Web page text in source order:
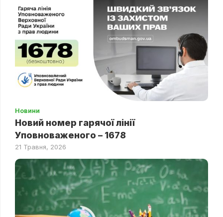
Новини
Новий номер гарячої лінії
Уповноваженого – 1678
21 Травня, 2026